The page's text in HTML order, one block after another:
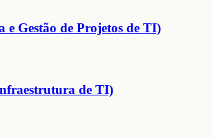
e Gestão de Projetos de TI)
de TI)